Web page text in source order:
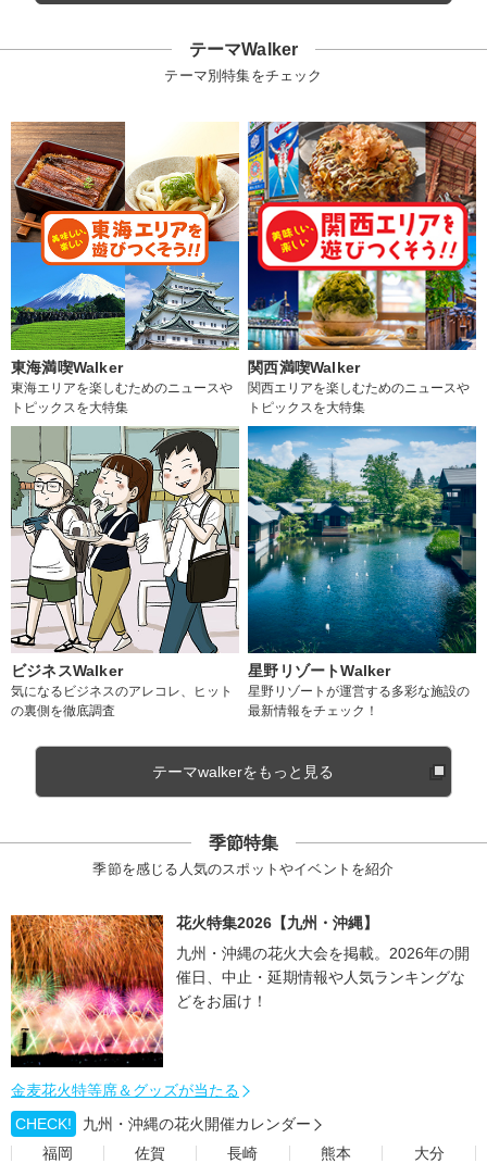
テーマWalker
テーマ別特集をチェック
東海満喫Walker
東海エリアを楽しむためのニュースや
トピックスを大特集
関西満喫Walker
関西エリアを楽しむためのニュースや
トピックスを大特集
ビジネスWalker
気になるビジネスのアレコレ、ヒット
の裏側を徹底調査
星野リゾートWalker
星野リゾートが運営する多彩な施設の
最新情報をチェック！
テーマwalkerをもっと見る
季節特集
季節を感じる人気のスポットやイベントを紹介
花火特集2026【九州・沖縄】
九州・沖縄の花火大会を掲載。2026年の開
催日、中止・延期情報や人気ランキングな
どをお届け！
金麦花火特等席＆グッズが当たる
CHECK!
九州・沖縄の花火開催カレンダー
福岡
佐賀 長崎 熊本
大分